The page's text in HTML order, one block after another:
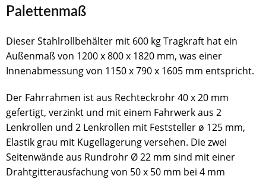
Palettenmaß
Dieser Stahlrollbehälter mit 600 kg Tragkraft hat ein
Außenmaß von 1200 x 800 x 1820 mm, was einer
Innenabmessung von 1150 x 790 x 1605 mm entspricht.
Der Fahrrahmen ist aus Rechteckrohr 40 x 20 mm
gefertigt, verzinkt und mit einem Fahrwerk aus 2
Lenkrollen und 2 Lenkrollen mit Feststeller ø 125 mm,
Elastik grau mit Kugellagerung versehen. Die zwei
Seitenwände aus Rundrohr Ø 22 mm sind mit einer
Drahtgitterausfachung von 50 x 50 mm bei 4 mm